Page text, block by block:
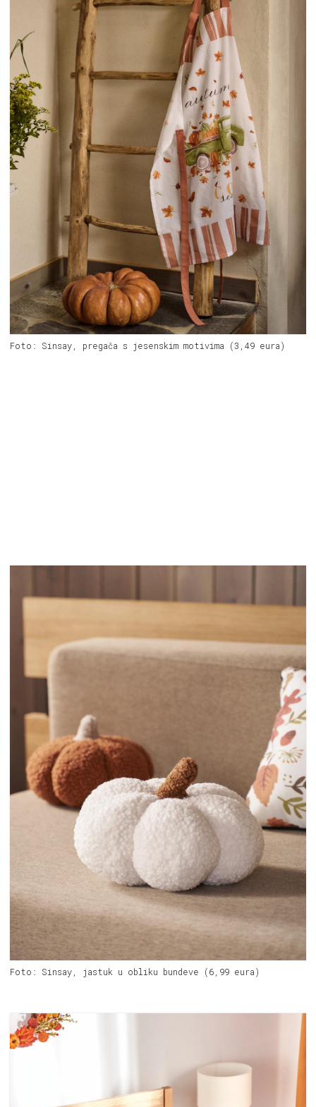
Foto: Sinsay, pregača s jesenskim motivima (3,49 eura)
Foto: Sinsay, jastuk u obliku bundeve (6,99 eura)